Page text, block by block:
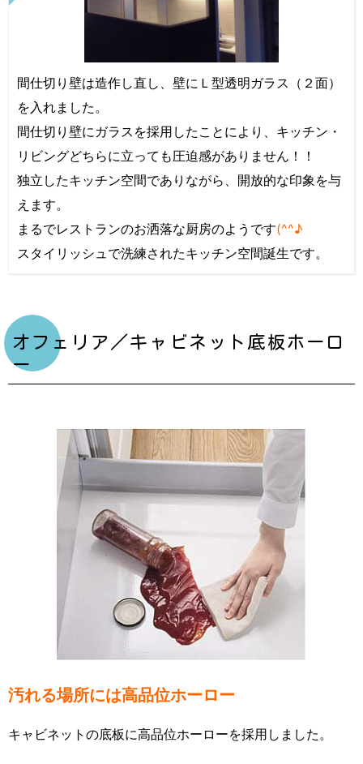
間仕切り壁は造作し直し、壁にＬ型透明ガラス（２面）
を入れました。
間仕切り壁にガラスを採用したことにより、キッチン・
リビングどちらに立っても圧迫感がありません！！
独立したキッチン空間でありながら、開放的な印象を与
えます。
まるでレストランのお洒落な厨房のようです(^^♪
スタイリッシュで洗練されたキッチン空間誕生です。
オフェリア／キャビネット底板ホーロ
ー
汚れる場所には高品位ホーロー
キャビネットの底板に高品位ホーローを採用しました。